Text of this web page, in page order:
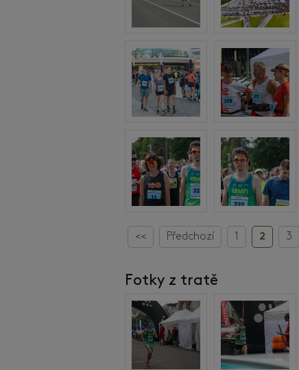
<< Předchozí 1 2 3
Fotky z tratě